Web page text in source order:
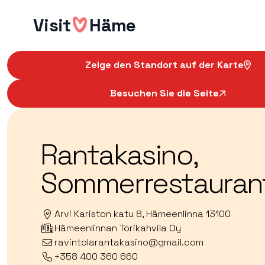
sisältöönVisit Häme
Zeige den Standort auf der Karte
Besuchen Sie die Seite
Rantakasino,
Arvi Kariston katu 8, Hämeenlinna 13100
Hämeenlinnan Torikahvila Oy
ravintolarantakasino@gmail.com
+358 400 360 660